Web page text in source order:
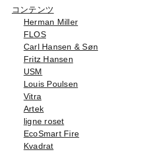
コンテンツ
Herman Miller
FLOS
Carl Hansen & Søn
Fritz Hansen
USM
Louis Poulsen
Vitra
Artek
ligne roset
EcoSmart Fire
Kvadrat